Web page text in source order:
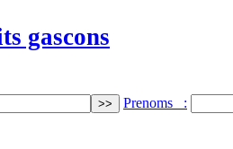
gascons
Prenoms :